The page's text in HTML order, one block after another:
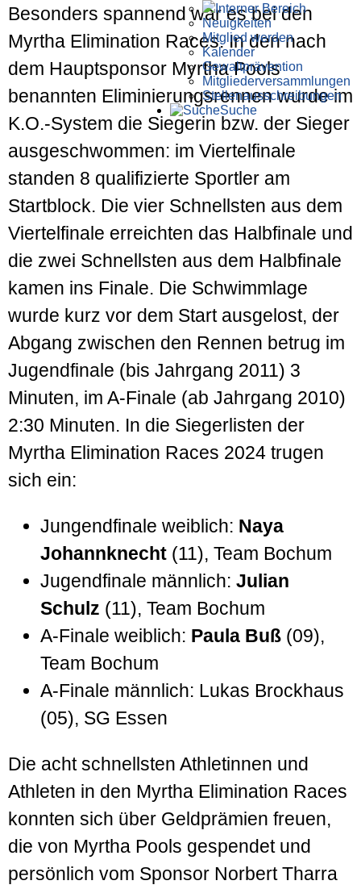
Interner Bereich
Neuigkeiten
Mitglied werden
Kalender
Gewaltprävention
Mitglieder­versammlungen
Stellen­aus­schrei­bungen
Suche
Besonders spannend war es bei den
Myrtha Elimination Races. In den nach
dem Hauptsponsor Myrtha Pools
benannten Eliminierungsrennen wurde im
K.O.-System die Siegerin bzw. der Sieger
ausgeschwommen: im Viertelfinale
standen 8 qualifizierte Sportler am
Startblock. Die vier Schnellsten aus dem
Viertelfinale erreichten das Halbfinale und
die zwei Schnellsten aus dem Halbfinale
kamen ins Finale. Die Schwimmlage
wurde kurz vor dem Start ausgelost, der
Abgang zwischen den Rennen betrug im
Jugendfinale (bis Jahrgang 2011) 3
Minuten, im A-Finale (ab Jahrgang 2010)
2:30 Minuten. In die Siegerlisten der
Myrtha Elimination Races 2024 trugen
sich ein:
Jungendfinale weiblich: Naya
Johannknecht (11), Team Bochum
Jugendfinale männlich: Julian
Schulz (11), Team Bochum
A-Finale weiblich: Paula Buß (09),
Team Bochum
A-Finale männlich: Lukas Brockhaus
(05), SG Essen
Die acht schnellsten Athletinnen und
Athleten in den Myrtha Elimination Races
konnten sich über Geldprämien freuen,
die von Myrtha Pools gespendet und
persönlich vom Sponsor Norbert Tharra